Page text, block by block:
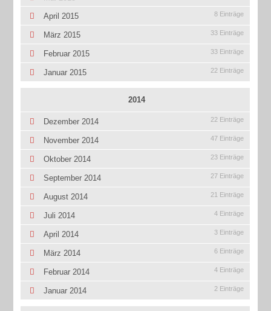
April 2015 8 Einträge
März 2015 33 Einträge
Februar 2015 33 Einträge
Januar 2015 22 Einträge
2014
Dezember 2014 22 Einträge
November 2014 47 Einträge
Oktober 2014 23 Einträge
September 2014 27 Einträge
August 2014 21 Einträge
Juli 2014 4 Einträge
April 2014 3 Einträge
März 2014 6 Einträge
Februar 2014 4 Einträge
Januar 2014 2 Einträge